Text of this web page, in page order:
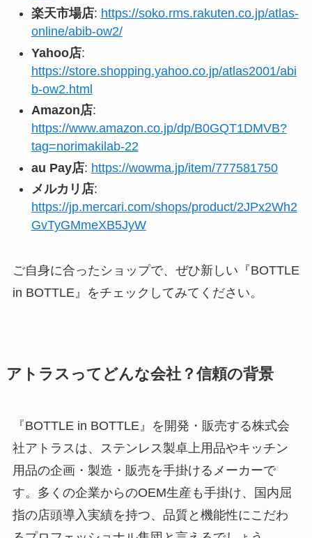
楽天市場店: https://soko.rms.rakuten.co.jp/atlas-
online/abib-ow2/
Yahoo店:
https://store.shopping.yahoo.co.jp/atlas2001/abi
b-ow2.html
Amazon店:
https://www.amazon.co.jp/dp/B0GQT1DMVB?
tag=norimakilab-22
au Pay店: https://wowma.jp/item/777581750
メルカリ店:
https://jp.mercari.com/shops/product/2JPx2Wh2
GvTyGMmeXB5JyW
ご自身に合ったショップで、ぜひ新しい『BOTTLE
in BOTTLE』をチェックしてみてください。
アトラスってどんな会社？信頼の背景
『BOTTLE in BOTTLE』を開発・販売する株式会
社アトラスは、ステンレス製卓上用品やキッチン
用品の企画・製造・販売を手掛けるメーカーで
す。多くの企業からのOEM生産も手掛け、国内屈
指の店頭導入実績を持つ、品質と機能性にこだわ